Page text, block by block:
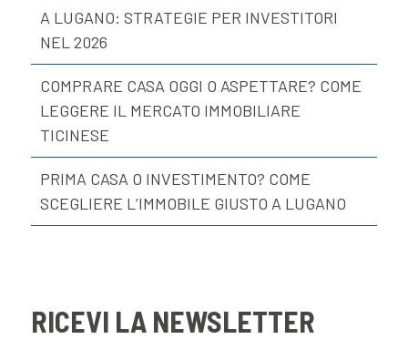
A LUGANO: STRATEGIE PER INVESTITORI
NEL 2026
COMPRARE CASA OGGI O ASPETTARE? COME
LEGGERE IL MERCATO IMMOBILIARE
TICINESE
PRIMA CASA O INVESTIMENTO? COME
SCEGLIERE L’IMMOBILE GIUSTO A LUGANO
RICEVI LA NEWSLETTER